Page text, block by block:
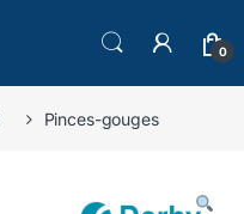
0
Pinces-gouges